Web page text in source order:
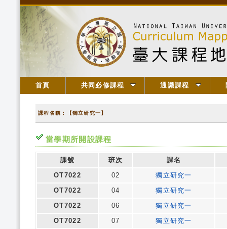
首頁 共同必修課程 通識課程
課程名稱：【獨立研究一】
當學期所開設課程
課號 班次
課名
OT7022
02
獨立研究一
OT7022
04
獨立研究一
OT7022
06
獨立研究一
OT7022
07
獨立研究一